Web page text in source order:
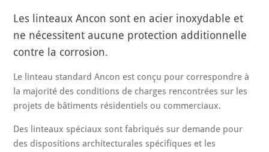
Les linteaux Ancon sont en acier inoxydable et
ne nécessitent aucune protection additionnelle
contre la corrosion.
Le linteau standard Ancon est conçu pour correspondre à
la majorité des conditions de charges rencontrées sur les
projets de bâtiments résidentiels ou commerciaux.
Des linteaux spéciaux sont fabriqués sur demande pour
des dispositions architecturales spécifiques et les